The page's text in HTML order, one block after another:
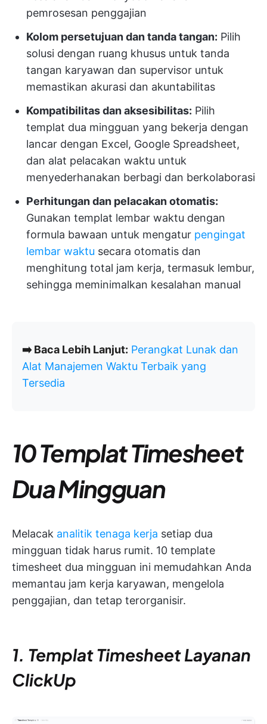
pemrosesan penggajian
Kolom persetujuan dan tanda tangan: Pilih
solusi dengan ruang khusus untuk tanda
tangan karyawan dan supervisor untuk
memastikan akurasi dan akuntabilitas
Kompatibilitas dan aksesibilitas: Pilih
templat dua mingguan yang bekerja dengan
lancar dengan Excel, Google Spreadsheet,
dan alat pelacakan waktu untuk
menyederhanakan berbagi dan berkolaborasi
Perhitungan dan pelacakan otomatis:
Gunakan templat lembar waktu dengan
formula bawaan untuk mengatur pengingat
lembar waktu secara otomatis dan
menghitung total jam kerja, termasuk lembur,
sehingga meminimalkan kesalahan manual
➡️ Baca Lebih Lanjut: Perangkat Lunak dan
Alat Manajemen Waktu Terbaik yang
Tersedia
10 Templat Timesheet
Dua Mingguan
Melacak analitik tenaga kerja setiap dua
mingguan tidak harus rumit. 10 template
timesheet dua mingguan ini memudahkan Anda
memantau jam kerja karyawan, mengelola
penggajian, dan tetap terorganisir.
1. Templat Timesheet Layanan
ClickUp